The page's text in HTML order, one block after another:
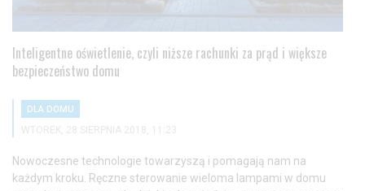
Inteligentne oświetlenie, czyli niższe rachunki za prąd i większe
bezpieczeństwo domu
DLA DOMU
WTOREK, 28 SIERPNIA 2018, 11:23
Nowoczesne technologie towarzyszą i pomagają nam na
każdym kroku. Ręczne sterowanie wieloma lampami w domu